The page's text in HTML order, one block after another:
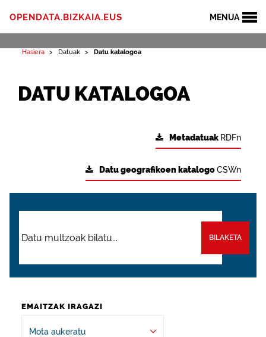
MENUA
OPENDATA.BIZKAIA.EUS
Hasiera Datuak Datu katalogoa
DATU KATALOGOA
Metadatuak RDFn
Datu geografikoen katalogoCSWn
BILAKETA
EMAITZAK IRAGAZI
Mota aukeratu